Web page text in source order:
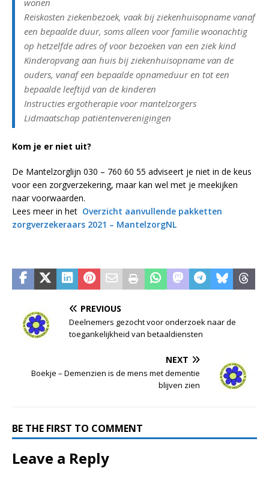
Reiskosten ziekenbezoek, vaak bij ziekenhuisopname vanaf
een bepaalde duur, soms alleen voor familie woonachtig
op hetzelfde adres of voor bezoeken van een ziek kind
Kinderopvang aan huis bij ziekenhuisopname van de
ouders, vanaf een bepaalde opnameduur en tot een
bepaalde leeftijd van de kinderen
Instructies ergotherapie voor mantelzorgers
Lidmaatschap patiëntenverenigingen
Kom je er niet uit?
De Mantelzorglijn 030 – 760 60 55 adviseert je niet in de keus
voor een zorgverzekering, maar kan wel met je meekijken
naar voorwaarden.
Lees meer in het Overzicht aanvullende pakketten
zorgverzekeraars 2021 – MantelzorgNL
PREVIOUS
Deelnemers gezocht voor onderzoek naar de
toegankelijkheid van betaaldiensten
NEXT
Boekje – Demenzien is de mens met dementie
blijven zien
BE THE FIRST TO COMMENT
Leave a Reply